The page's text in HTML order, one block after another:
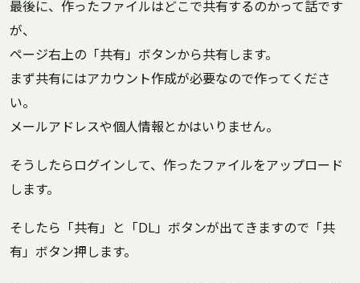
最後に、作ったファイルはどこで共有するのかって話です
が、
ページ右上の「共有」ボタンから共有します。
まず共有にはアカウント作成が必要なので作ってくださ
い。
メールアドレスや個人情報とかはいりません。
そうしたらログインして、作ったファイルをアップロード
します。
そしたら「共有」と「DL」ボタンが出てきますので「共
有」ボタン押します。